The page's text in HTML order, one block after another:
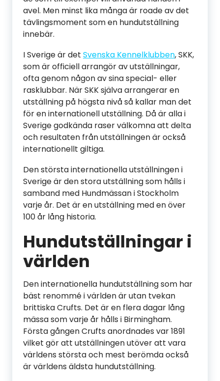
avel. Men minst lika många är roade av det
tävlingsmoment som en hundutställning
innebär.
I Sverige är det Svenska Kennelklubben, SKK,
som är officiell arrangör av utställningar,
ofta genom någon av sina special- eller
rasklubbar. När SKK själva arrangerar en
utställning på högsta nivå så kallar man det
för en internationell utställning. Då är alla i
Sverige godkända raser välkomna att delta
och resultaten från utställningen är också
internationellt giltiga.
Den största internationella utställningen i
Sverige är den stora utställning som hålls i
samband med Hundmässan i Stockholm
varje år. Det är en utställning med en över
100 år lång historia.
Hundutställningar i
världen
Den internationella hundutställning som har
bäst renommé i världen är utan tvekan
brittiska Crufts. Det är en flera dagar lång
mässa som varje år hålls i Birmingham.
Första gången Crufts anordnades var 1891
vilket gör att utställningen utöver att vara
världens största och mest berömda också
är världens äldsta hundutställning.